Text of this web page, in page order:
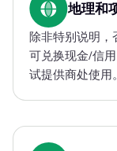
地理和
除非特别说明
可兑换现金/信
试提供商处使用。